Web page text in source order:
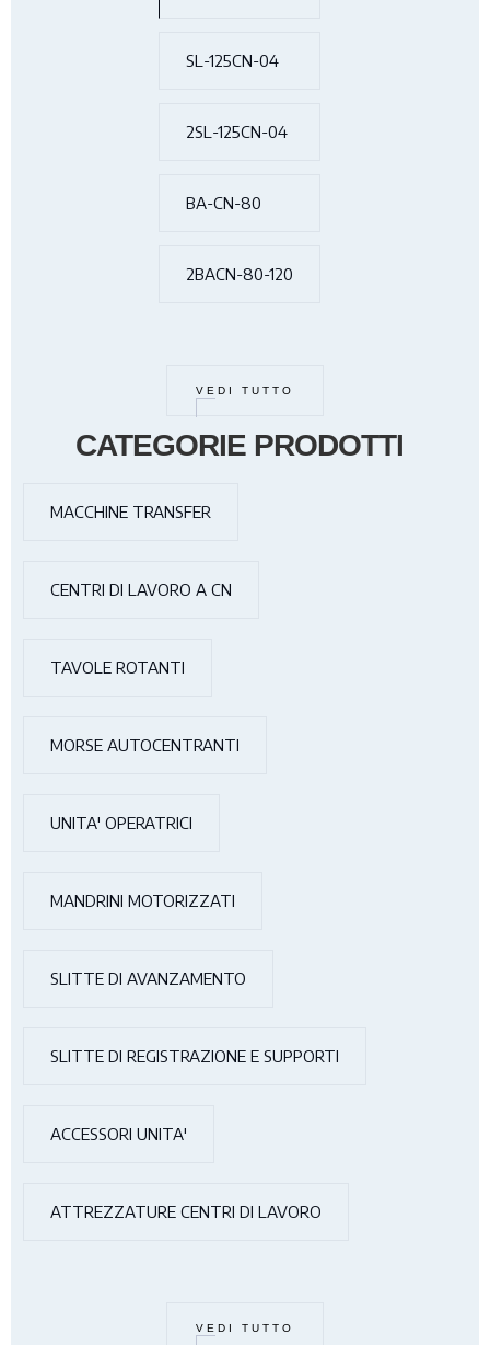
SL-125CN-04
2SL-125CN-04
BA-CN-80
2BACN-80-120
VEDI TUTTO
CATEGORIE PRODOTTI
MACCHINE TRANSFER
CENTRI DI LAVORO A CN
TAVOLE ROTANTI
MORSE AUTOCENTRANTI
UNITA' OPERATRICI
MANDRINI MOTORIZZATI
SLITTE DI AVANZAMENTO
SLITTE DI REGISTRAZIONE E SUPPORTI
ACCESSORI UNITA'
ATTREZZATURE CENTRI DI LAVORO
VEDI TUTTO